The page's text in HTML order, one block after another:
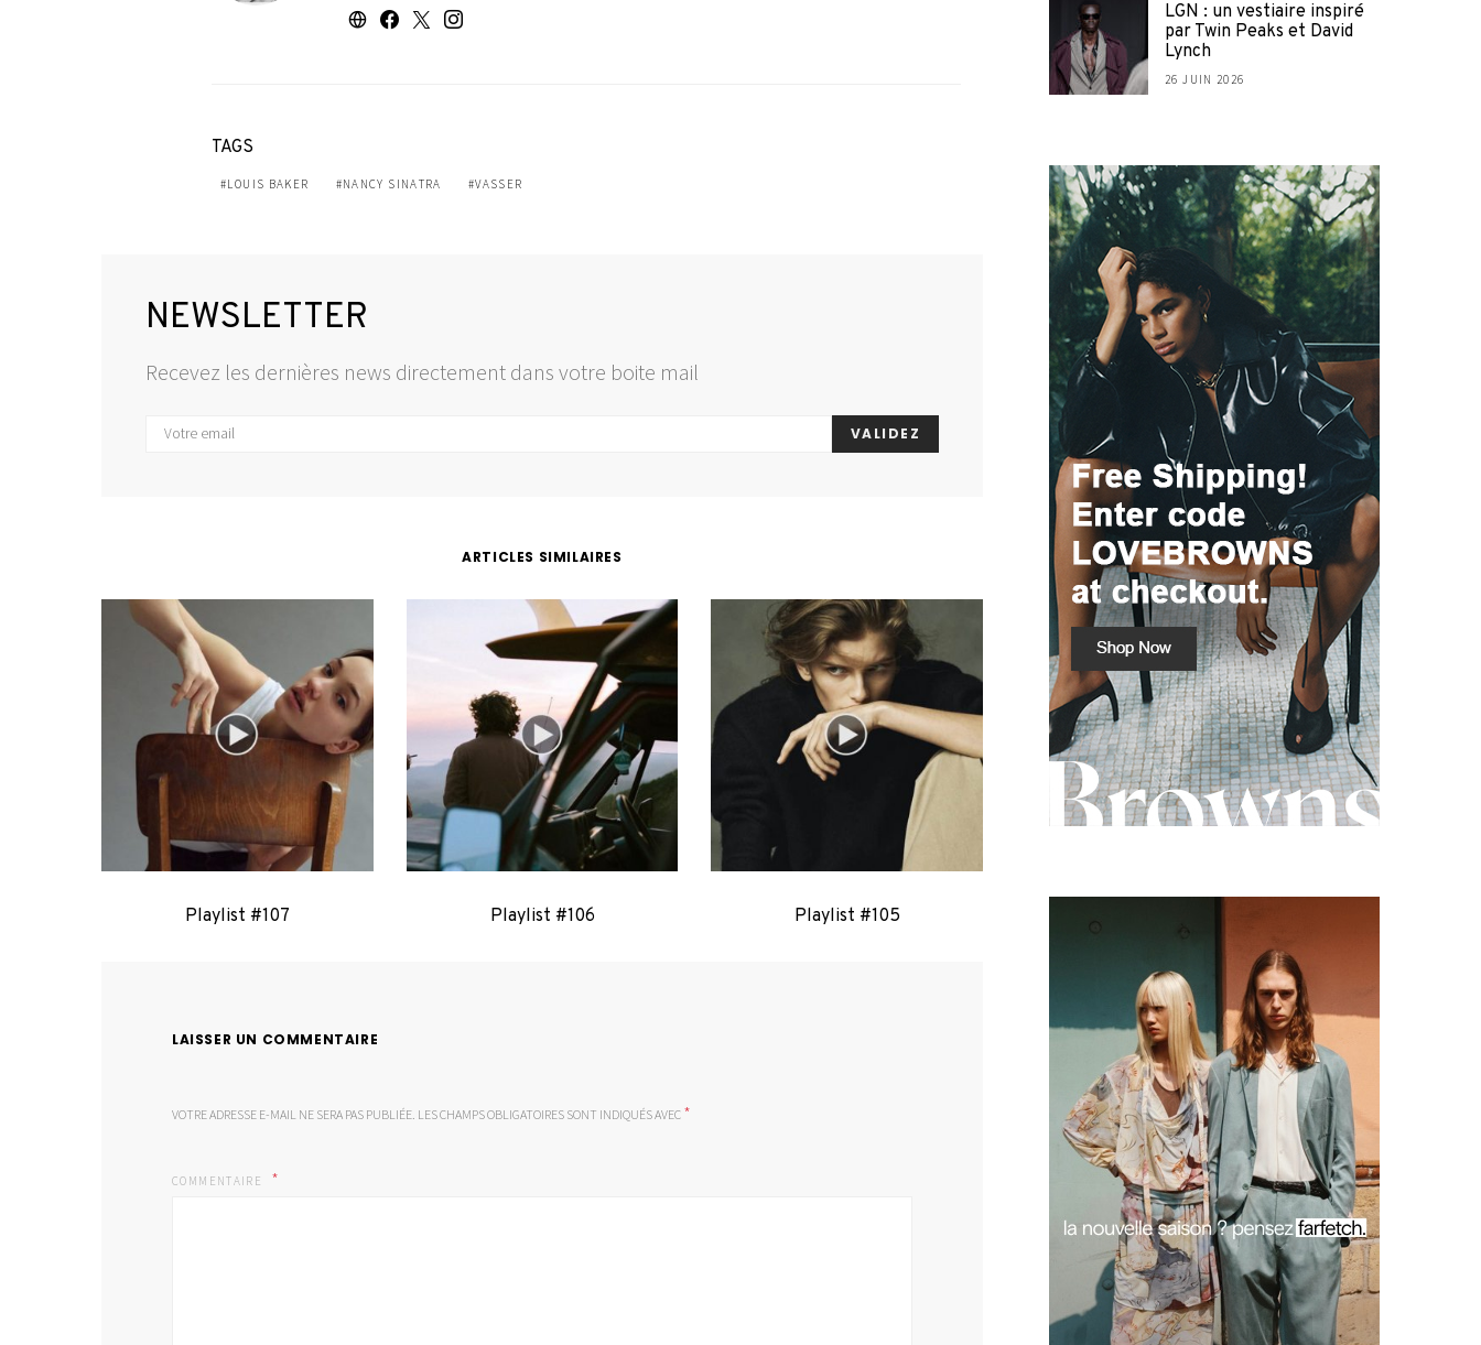
TAGS
LOUIS BAKER NANCY SINATRA VASSER
NEWSLETTER
Recevez les dernières news directement dans votre boite mail
VALIDEZ
ARTICLES SIMILAIRES
Playlist #107 Playlist #106 Playlist #105
LAISSER UN COMMENTAIRE
VOTRE ADRESSE E-MAIL NE SERA PAS PUBLIÉE. LES CHAMPS OBLIGATOIRES SONT INDIQUÉS AVEC *
COMMENTAIRE
LGN : un vestiaire inspiré
par Twin Peaks et David
Lynch
26 JUIN 2026